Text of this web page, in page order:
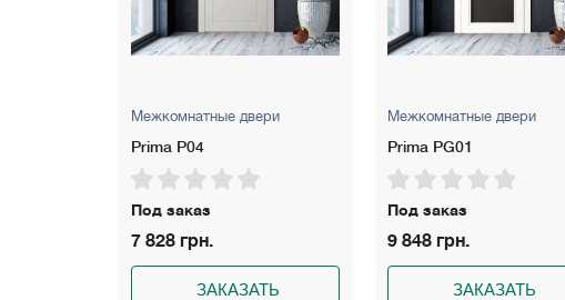
Межкомнатные двери
Prima PG01
Под заказ
9 848 грн.
ЗАКАЗАТЬ
Межкомнатные двери
Evolushion 01
Под заказ
11 262 грн.
ЗАКАЗАТЬ